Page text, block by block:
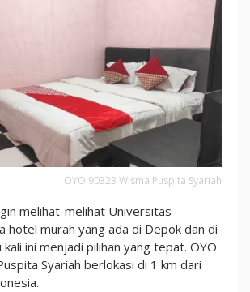
OYO 90323 Wisma Puspita Syariah
melihat-melihat Universitas
hotel murah yang ada di Depok dan di
ini menjadi pilihan yang tepat. OYO
Syariah berlokasi di 1 km dari